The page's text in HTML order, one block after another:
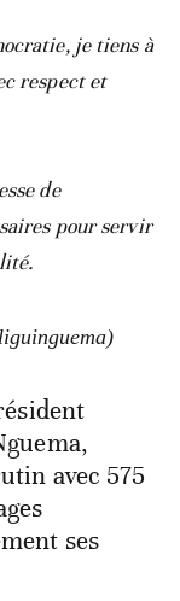
je tiens à
respect et
de
pour servir
avec 575
ses